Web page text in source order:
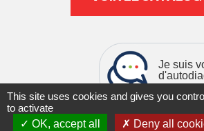
MENTIONS LÉGALES & RGPD PLAN DU SITE
Copyright 2021STIVENT INDUSTRIE Création
Je suis
This site uses cookies and gives you
to activate
OK, accept all
Deny all